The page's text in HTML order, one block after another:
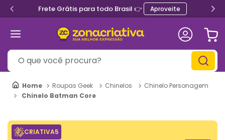
Frete Grátis para todo Brasil 👉 Aproveite
O que você procura?
Roupas Geek Chinelos
Chinelo Personagem
Chinelo Batman Core
CRIATIVA5